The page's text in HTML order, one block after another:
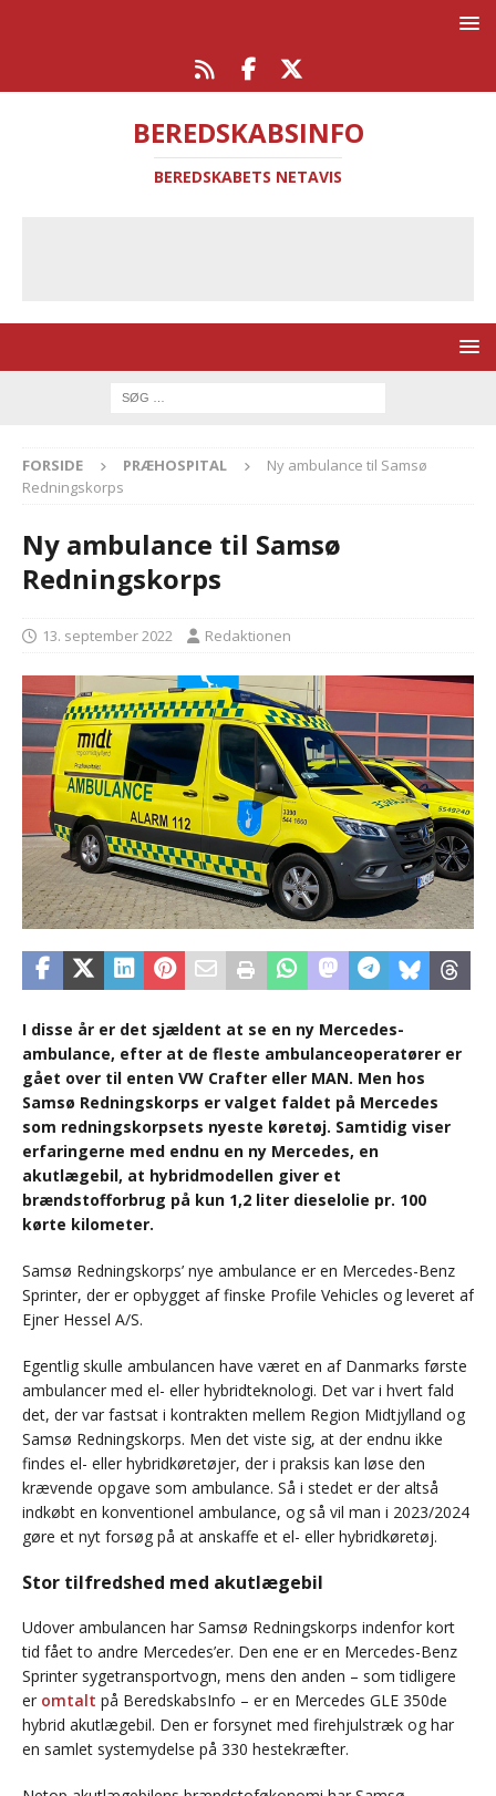
BEREDSKABSINFO
BEREDSKABETS NETAVIS
FORSIDE PRÆHOSPITAL
Ny ambulance til Samsø
Redningskorps
Ny ambulance til Samsø
Redningskorps
13. september 2022 Redaktionen
I disse år er det sjældent at se en ny Mercedes-
ambulance, efter at de fleste ambulanceoperatører er
gået over til enten VW Crafter eller MAN. Men hos
Samsø Redningskorps er valget faldet på Mercedes
som redningskorpsets nyeste køretøj. Samtidig viser
erfaringerne med endnu en ny Mercedes, en
akutlægebil, at hybridmodellen giver et
brændstofforbrug på kun 1,2 liter dieselolie pr. 100
kørte kilometer.
Samsø Redningskorps’ nye ambulance er en Mercedes-Benz
Sprinter, der er opbygget af finske Profile Vehicles og leveret af
Ejner Hessel A/S.
Egentlig skulle ambulancen have været en af Danmarks første
ambulancer med el- eller hybridteknologi. Det var i hvert fald
det, der var fastsat i kontrakten mellem Region Midtjylland og
Samsø Redningskorps. Men det viste sig, at der endnu ikke
findes el- eller hybridkøretøjer, der i praksis kan løse den
krævende opgave som ambulance. Så i stedet er der altså
indkøbt en konventionel ambulance, og så vil man i 2023/2024
gøre et nyt forsøg på at anskaffe et el- eller hybridkøretøj.
Stor tilfredshed med akutlægebil
Udover ambulancen har Samsø Redningskorps indenfor kort
tid fået to andre Mercedes’er. Den ene er en Mercedes-Benz
Sprinter sygetransportvogn, mens den anden – som tidligere
er omtalt på BeredskabsInfo – er en Mercedes GLE 350de
hybrid akutlægebil. Den er forsynet med firehjulstræk og har
en samlet systemydelse på 330 hestekræfter.